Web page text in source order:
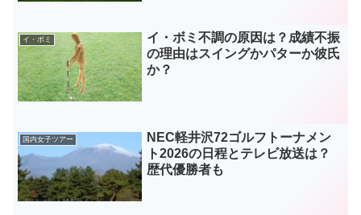
イ・ボミ
イ・ボミ不調の原因は？成績不振
の理由はスイングかパターか彼氏
か？
国内女子ツアー
NEC軽井沢72ゴルフトーナメン
ト2026の日程とテレビ放送は？
歴代優勝者も